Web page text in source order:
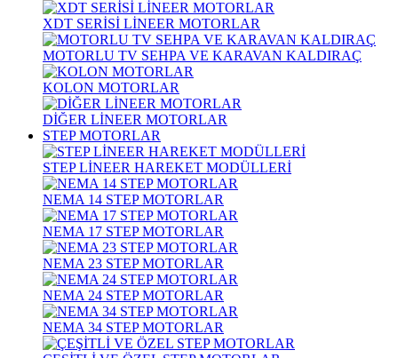
XDT SERİSİ LİNEER MOTORLAR
MOTORLU TV SEHPA VE KARAVAN KALDIRAÇ
KOLON MOTORLAR
DİĞER LİNEER MOTORLAR
STEP MOTORLAR
STEP LİNEER HAREKET MODÜLLERİ
NEMA 14 STEP MOTORLAR
NEMA 17 STEP MOTORLAR
NEMA 23 STEP MOTORLAR
NEMA 24 STEP MOTORLAR
NEMA 34 STEP MOTORLAR